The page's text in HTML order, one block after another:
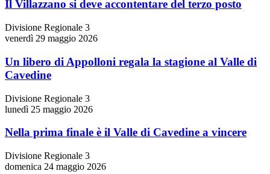
Il Villazzano si deve accontentare del terzo posto
Divisione Regionale 3
venerdì 29 maggio 2026
Un libero di Appolloni regala la stagione al Valle di
Cavedine
Divisione Regionale 3
lunedì 25 maggio 2026
Nella prima finale è il Valle di Cavedine a vincere
Divisione Regionale 3
domenica 24 maggio 2026